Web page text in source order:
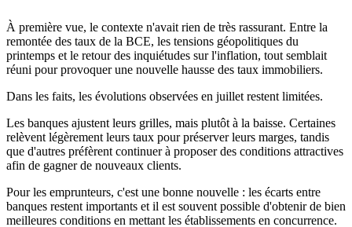
À première vue, le contexte n'avait rien de très rassurant. Entre la
remontée des taux de la BCE, les tensions géopolitiques du
printemps et le retour des inquiétudes sur l'inflation, tout semblait
réuni pour provoquer une nouvelle hausse des taux immobiliers.
Dans les faits, les évolutions observées en juillet restent limitées.
Les banques ajustent leurs grilles, mais plutôt à la baisse. Certaines
relèvent légèrement leurs taux pour préserver leurs marges, tandis
que d'autres préfèrent continuer à proposer des conditions attractives
afin de gagner de nouveaux clients.
Pour les emprunteurs, c'est une bonne nouvelle : les écarts entre
banques restent importants et il est souvent possible d'obtenir de bien
meilleures conditions en mettant les établissements en concurrence.